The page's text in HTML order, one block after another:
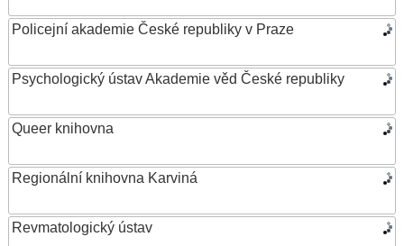
Policejní akademie České republiky v Praze
Psychologický ústav Akademie věd České republiky
Queer knihovna
Regionální knihovna Karviná
Revmatologický ústav